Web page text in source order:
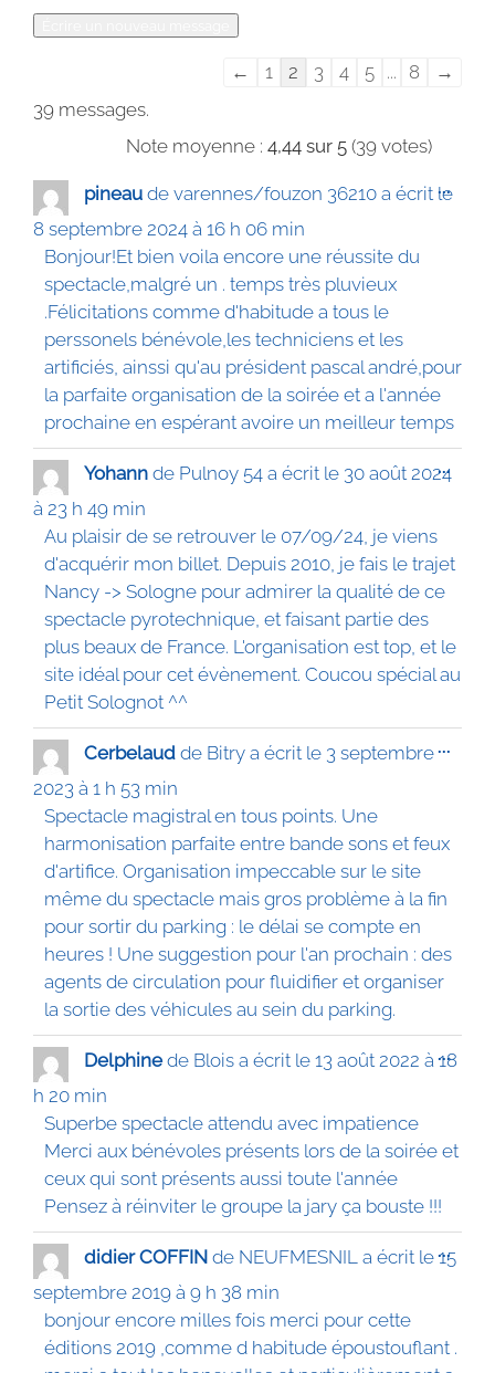
Navigation
liste
d’or
← 1 2 3 4 5 ... 8
→
39 messages.
Note moyenne : 4,44 sur 5 (39 votes)
pineau de varennes/fouzon 36210 a écrit le
8 septembre 2024 à 16 h 06 min
Bonjour!Et bien voila encore une réussite du
spectacle,malgré un . temps très pluvieux
.Félicitations comme d'habitude a tous le
perssonels bénévole,les techniciens et les
artificiés, ainssi qu'au président pascal andré,pour
la parfaite organisation de la soirée et a l'année
prochaine en espérant avoire un meilleur temps
...
cette
Yohann de Pulnoy 54 a écrit le 30 août 2024
à 23 h 49 min
Au plaisir de se retrouver le 07/09/24, je viens
d'acquérir mon billet. Depuis 2010, je fais le trajet
Nancy -> Sologne pour admirer la qualité de ce
spectacle pyrotechnique, et faisant partie des
plus beaux de France. L'organisation est top, et le
site idéal pour cet évènement. Coucou spécial au
Petit Solognot ^^
...
cette
Cerbelaud de Bitry a écrit le 3 septembre
2023 à 1 h 53 min
Spectacle magistral en tous points. Une
harmonisation parfaite entre bande sons et feux
d'artifice. Organisation impeccable sur le site
même du spectacle mais gros problème à la fin
pour sortir du parking : le délai se compte en
heures ! Une suggestion pour l'an prochain : des
agents de circulation pour fluidifier et organiser
la sortie des véhicules au sein du parking.
...
Delphinede Blois a écrit le 13 août 2022 à 18
h 20 min
Superbe spectacle attendu avec impatience
Merci aux bénévoles présents lors de la soirée et
ceux qui sont présents aussi toute l'année
Pensez à réinviter le groupe la jary ça bouste !!!
...
cette
didier COFFIN de NEUFMESNIL a écrit le15
septembre 2019 à 9 h 38 min
bonjour encore milles fois merci pour cette
éditions 2019 ,comme d habitude époustouflant .
...
cette